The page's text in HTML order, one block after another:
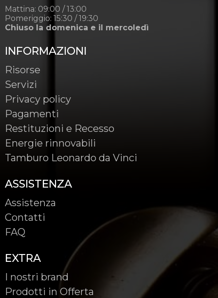
Mattina: 09:00 / 13:00
Pomeriggio: 15:30 / 19:30
Chiuso la domenica e il mercoledì
INFORMAZIONI
Risorse
Servizi
Privacy policy
Pagamenti
Restituzioni e Recesso
Energie rinnovabili
Tamburo Leonardo da Vinci
ASSISTENZA
Assistenza
Contatti
FAQ
EXTRA
I nostri brand
Prodotti in Offerta